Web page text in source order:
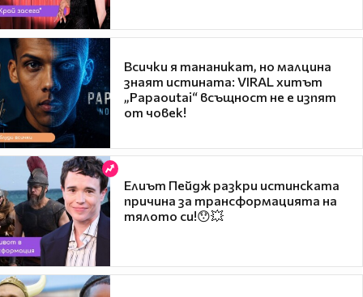
Всички я тананикат, но малцина
знаят истината: VIRAL хитът
„Papaoutai“ всъщност не е изпят
от човек!
Елиът Пейдж разкри истинската
причина за трансформацията на
тялото си!😯💥